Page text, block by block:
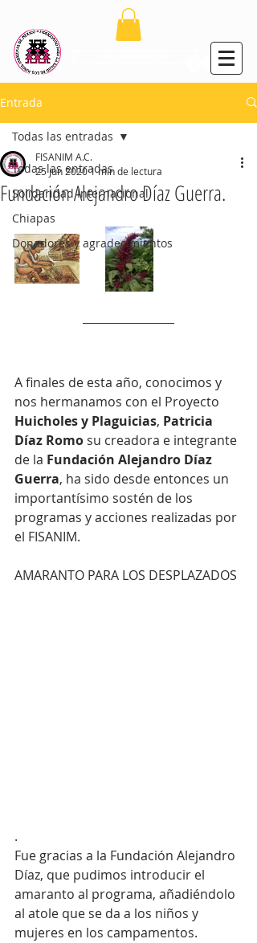
el fideo
Entrada
Todas las entradas
Solidaridad Internacional
Chiapas
Donadores y agradecimientos
Todas las entradas
Fundación Alejandro Díaz Guerra.
FISANIM A.C.
25 jun 20201 min de lectura
A finales de esta año, conocimos y
nos hermanamos con el Proyecto
Huicholes y Plaguicias, Patricia
Díaz Romo su creadora e integrante
de la Fundación Alejandro Díaz
Guerra, ha sido desde entonces un
importantísimo sostén de los
programas y acciones realizadas por
el FISANIM.
AMARANTO PARA LOS DESPLAZADOS
.
Fue gracias a la Fundación Alejandro
Díaz, que pudimos introducir el
amaranto al programa, añadiéndolo
al atole que se da a los niños y
mujeres en los campamentos.